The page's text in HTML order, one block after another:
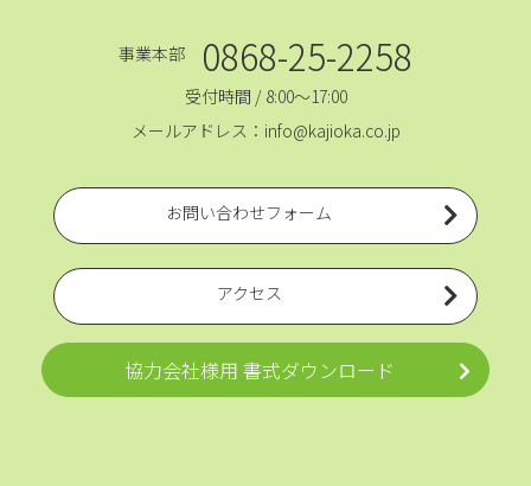
事業本部 0868-25-2258
受付時間 / 8:00～17:00
メールアドレス：info@kajioka.co.jp
お問い合わせフォーム
アクセス
協力会社様用 書式ダウンロード